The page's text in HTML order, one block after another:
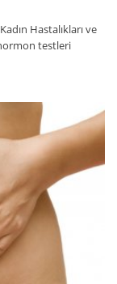
Hastalıkları ve
testleri